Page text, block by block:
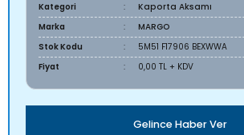
Kategori
Kaporta Aksamı
Marka
MARGO
Stok Kodu
5M51 F17906 BEXWWA
Fiyat
0,00 TL + KDV
Gelince Haber Ver